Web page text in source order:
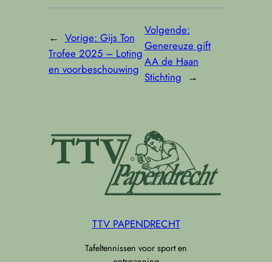
← Vorige: Gijs Ton
Trofee 2025 – Loting
en voorbeschouwing
Volgende:
Genereuze gift
AA de Haan
Stichting →
TTV PAPENDRECHT
Tafeltennissen voor sport en